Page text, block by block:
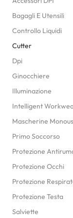
Bagagli E Utensili
Controllo Liquidi
Cutter
Dpi
Ginocchiere
Illuminazione
Intelligent
Mascherine
Primo Soccorso
Protezione
Protezione Occhi
Protezione
Protezione Testa
Salviette